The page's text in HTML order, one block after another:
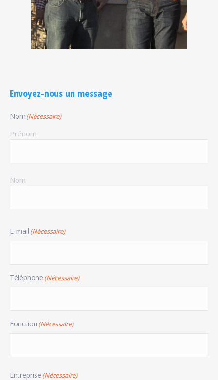
Envoyez-nous un message
Nom(Nécessaire)
Prénom
Nom
E-mail (Nécessaire)
Téléphone (Nécessaire)
Fonction (Nécessaire)
Entreprise (Nécessaire)